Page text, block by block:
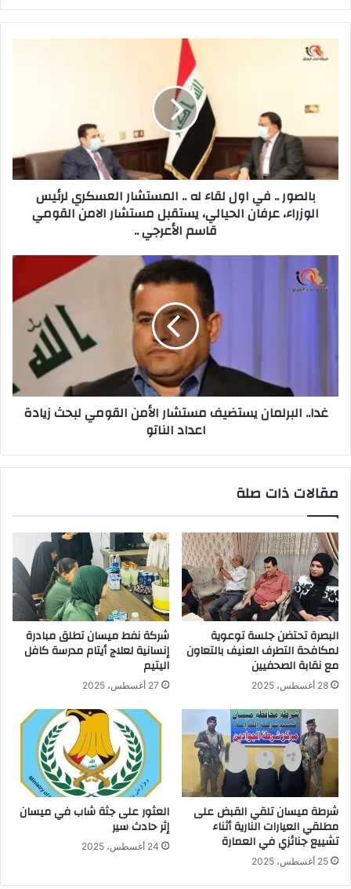
بالصور
..
المستشار
العسكري
لرئيس
الوزراء،
مستشار
الامن
بالصور .. في اول لقاء له .. المستشار العسكري لرئيس
الوزراء، عرفان الحيالي، يستقبل مستشار الامن القومي
قاسم الأعرجي ..
البرلمان
يستضيف
اعداد
الناتو
غدا.. البرلمان يستضيف مستشار الأمن القومي لبحث زيادة
اعداد الناتو
مقالات ذات صلة
البصرة تحتضن جلسة توعوية
لمكافحة التطرف العنيف بالتعاون
مع نقابة الصحفيين
28 أغسطس، 2025
شركة نفط ميسان تطلق مبادرة
إنسانية لعلاج أيتام مدرسة كافل
اليتيم
27 أغسطس، 2025
شرطة ميسان تلقي القبض على
مطلقي العيارات النارية أثناء
تشييع جنائزي في العمارة
25 أغسطس، 2025
العثور على جثة شاب في ميسان
إثر حادث سير
24 أغسطس، 2025